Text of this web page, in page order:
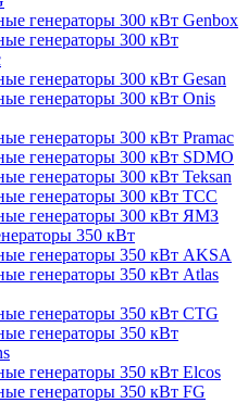
генераторы 300 кВт Genbox
генераторы 300 кВт
генераторы 300 кВт Gesan
генераторы 300 кВт Onis
генераторы 300 кВт Pramac
генераторы 300 кВт SDMO
генераторы 300 кВт Teksan
генераторы 300 кВт ТСС
генераторы 300 кВт ЯМЗ
350 кВт
генераторы 350 кВт AKSA
генераторы 350 кВт Atlas
генераторы 350 кВт CTG
генераторы 350 кВт
генераторы 350 кВт Elcos
генераторы 350 кВт FG